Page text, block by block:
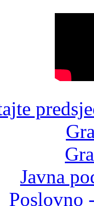
Javna
Poslovno